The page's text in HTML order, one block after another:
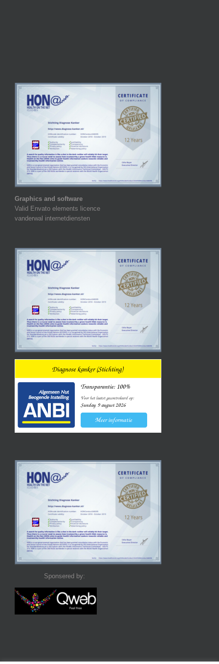
Graphics and software
Valid Envato elements licence
vanderwal internetdiensten
Sponsered by: